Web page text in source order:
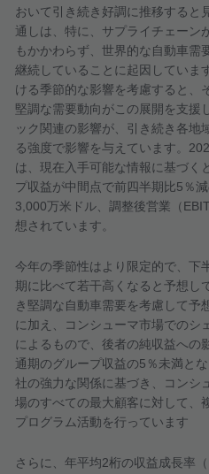
おいて引き続き好調に推移すると
通しは、特に、サプライチェーン
もかかわらず、世界的な自動車需
継続していることに起因していま
ける季節的な影響を考慮すると、
堅調な需要動向がこの展開を支援
ック関連の影響が、引き続き各地
る強度で影響を与えています。
は、現在入手可能な情報に基づく
プ収益が中間点で前四半期比5 ％
3,000万米ドル、調整後営業（EBIT
想されています。
今年の季節性はより限定的で、下
期に比べて若干高くなると予想し
き堅調な自動車需要を考慮して予
に加え、コンシューマ市場でのシ
によるもので、後者の純収益への
通期のグループ収益の5 ％未満と
社の強力な関係に基づき、コンシ
場のすべての最大顧客に対して、
プログラム活動を行っています
さらに、年平均2桁の収益成長率